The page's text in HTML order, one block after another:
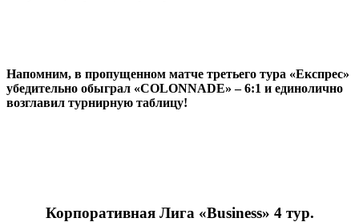
Напомним, в пропущенном матче третьего тура «Експрес»
убедительно обыграл «COLONNADE» – 6:1 и единолично
возглавил турнирную таблицу!
Корпоративная Лига «Business» 4 тур.